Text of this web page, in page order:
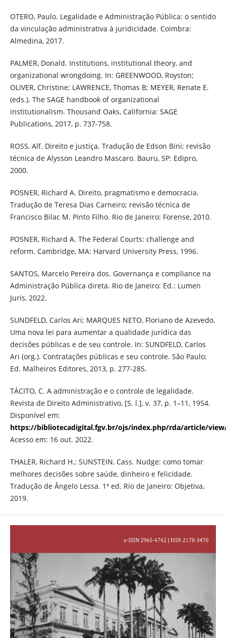
OTERO, Paulo. Legalidade e Administração Pública: o sentido
da vinculação administrativa à juridicidade. Coimbra:
Almedina, 2017.
PALMER, Donald. Institutions, institutional theory, and
organizational wrongdoing. In: GREENWOOD, Royston;
OLIVER, Christine; LAWRENCE, Thomas B; MEYER, Renate E.
(eds.). The SAGE handbook of organizational
institutionalism. Thousand Oaks, California: SAGE
Publications, 2017, p. 737-758.
ROSS, Alf. Direito e justiça. Tradução de Edson Bini; revisão
técnica de Alysson Leandro Mascaro. Bauru, SP: Edipro,
2000.
POSNER, Richard A. Direito, pragmatismo e democracia.
Tradução de Teresa Dias Carneiro; revisão técnica de
Francisco Bilac M. Pinto Filho. Rio de Janeiro: Forense, 2010.
POSNER, Richard A. The Federal Courts: challenge and
reform. Cambridge, MA: Harvard University Press, 1996.
SANTOS, Marcelo Pereira dos. Governança e compliance na
Administração Pública direta. Rio de Janeiro: Ed.: Lumen
Juris, 2022.
SUNDFELD, Carlos Ari; MARQUES NETO, Floriano de Azevedo.
Uma nova lei para aumentar a qualidade jurídica das
decisões públicas e de seu controle. In: SUNDFELD, Carlos
Ari (org.). Contratações públicas e seu controle. São Paulo:
Ed. Malheiros Editores, 2013, p. 277-285.
TÁCITO, C. A administração e o controle de legalidade.
Revista de Direito Administrativo, [S. l.], v. 37, p. 1–11, 1954.
Disponível em:
https://bibliotecadigital.fgv.br/ojs/index.php/rda/article/
Acesso em: 16 out. 2022.
THALER, Richard H.; SUNSTEIN, Cass. Nudge: como tomar
melhores decisões sobre saúde, dinheiro e felicidade.
Tradução de Ângelo Lessa. 1ª ed. Rio de Janeiro: Objetiva,
2019.